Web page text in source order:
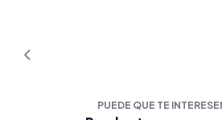
PUEDE QUE TE